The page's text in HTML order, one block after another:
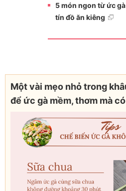
5 món ngon từ ức
tín đồ ăn kiêng
Một vài mẹo nhỏ trong
để ức gà mềm, thơm mà